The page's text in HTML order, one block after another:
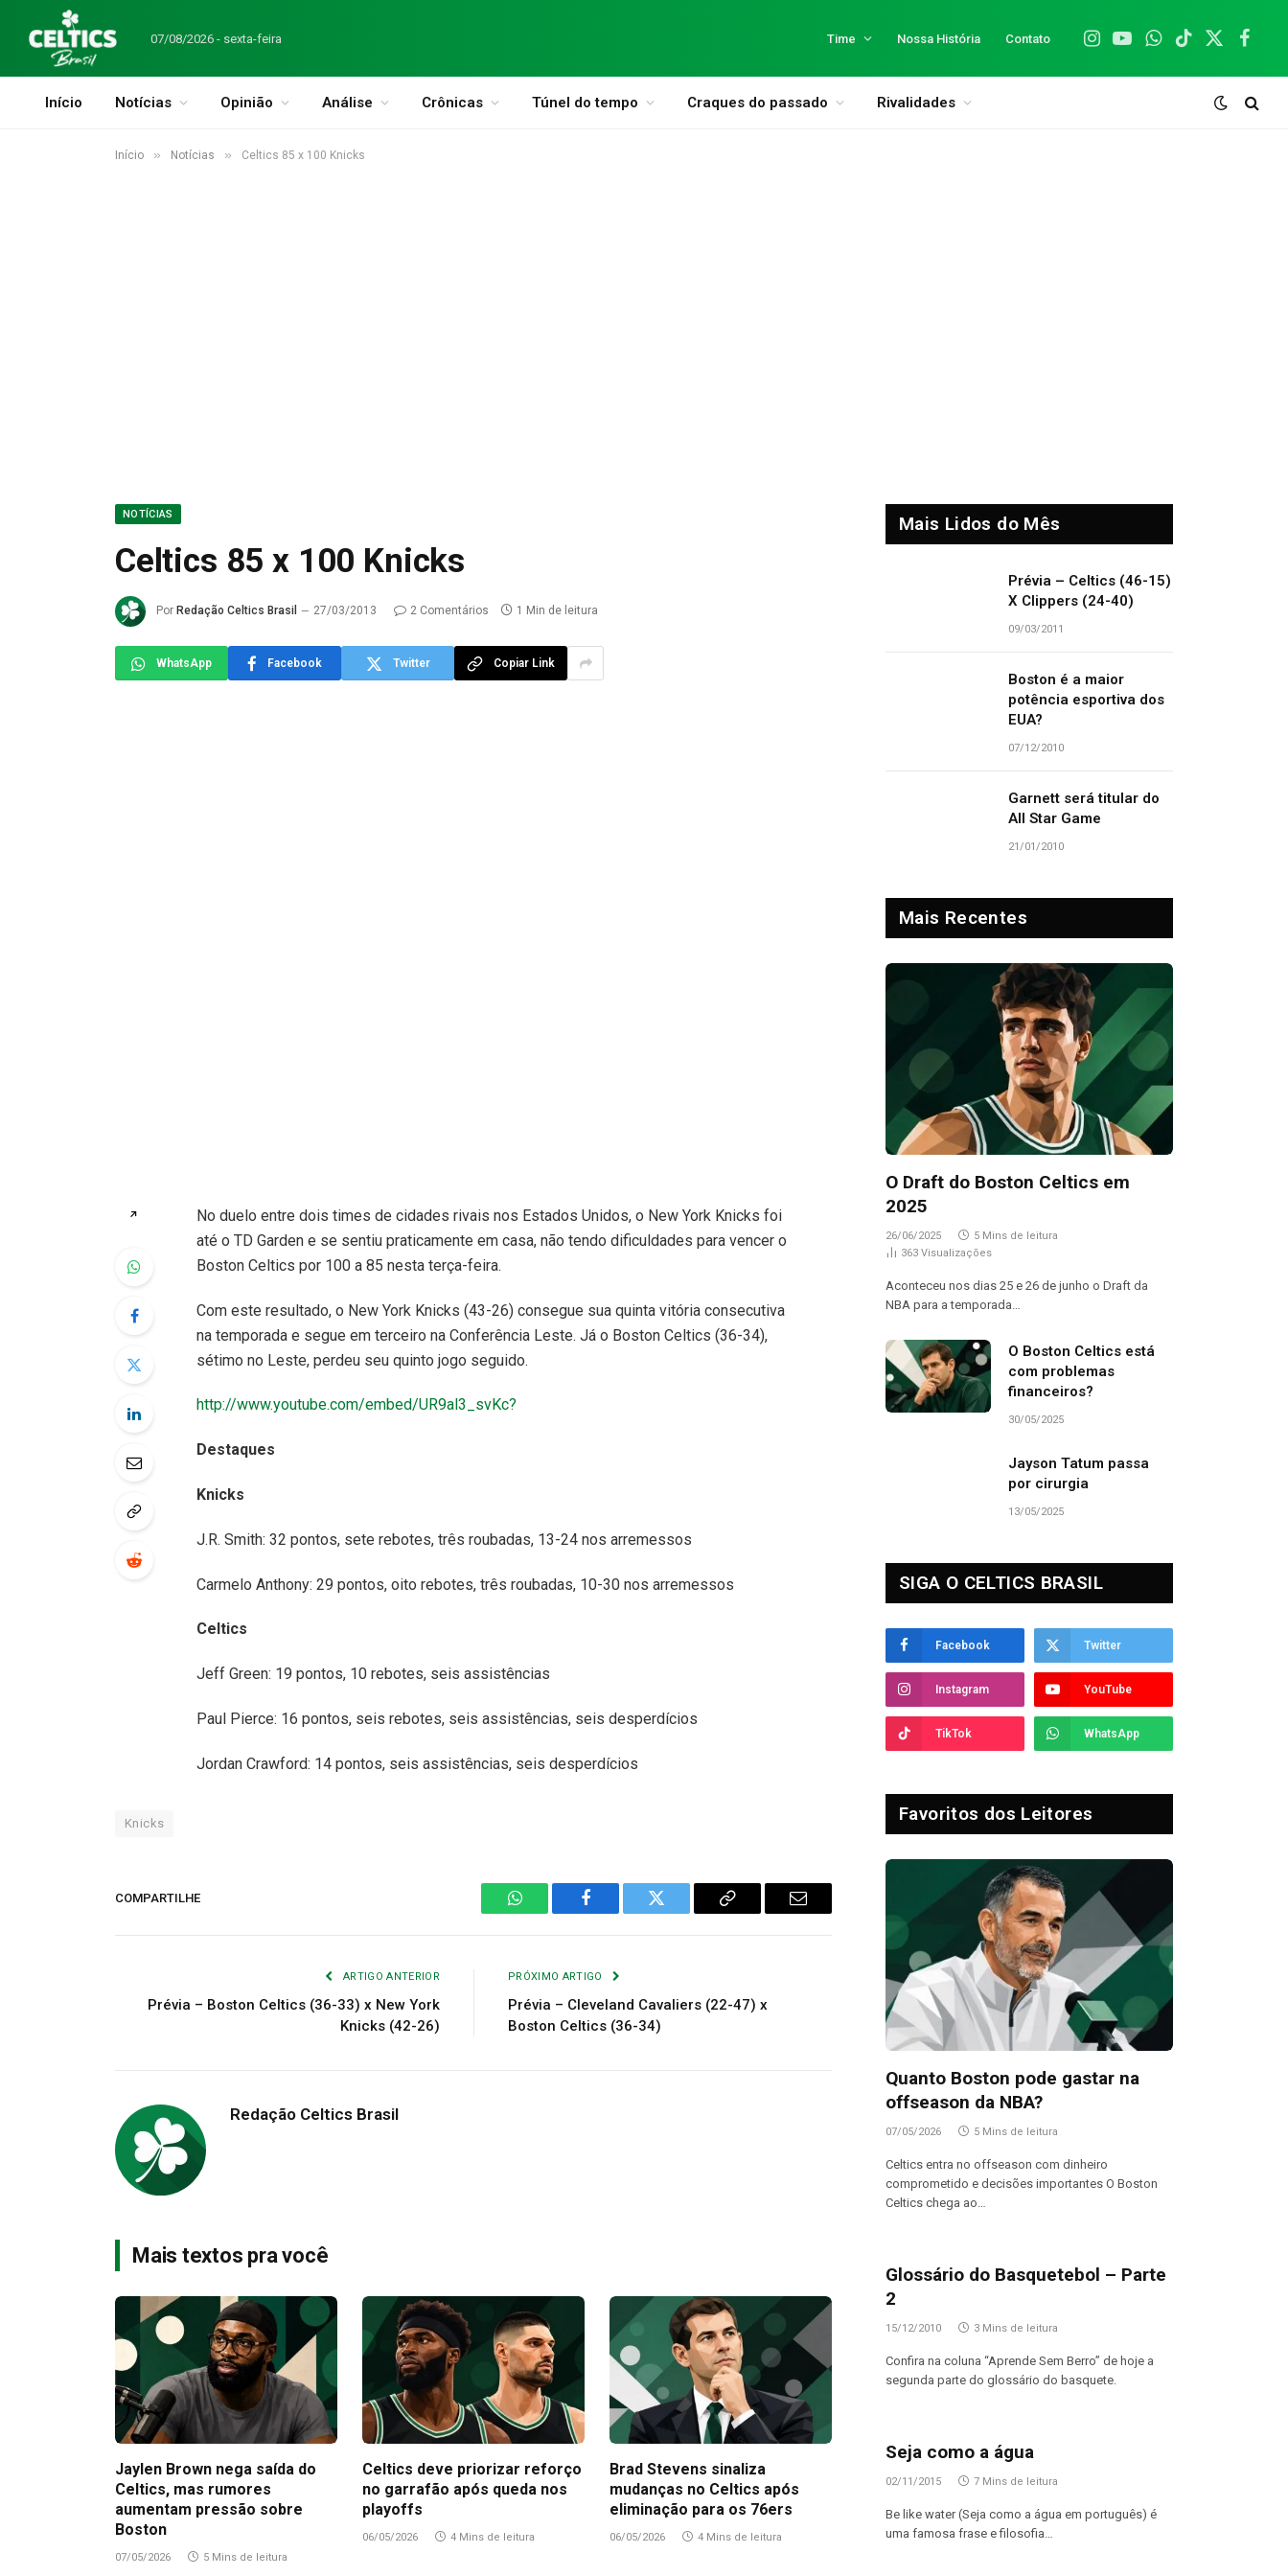
07/08/2026 - sexta-feira Time Nossa História Contato
Instagram
YouTubeWhatsApp
TikTok
X
Início Notícias Opinião Análise Crônicas Túnel do tempo Craques do passado Rivalidades
Início » Notícias » Celtics 85 x 100 Knicks
NOTÍCIAS
Celtics 85 x 100 Knicks
Por Redação Celtics Brasil 27/03/2013 2 Comentários 1 Min de leitura
WhatsApp Facebook Twitter Copiar Link
↗
No duelo entre dois times de cidades rivais nos Estados Unidos, o New York Knicks foi
até o TD Garden e se sentiu praticamente em casa, não tendo dificuldades para vencer o
Boston Celtics por 100 a 85 nesta terça-feira.
Com este resultado, o New York Knicks (43-26) consegue sua quinta vitória consecutiva
na temporada e segue em terceiro na Conferência Leste. Já o Boston Celtics (36-34),
sétimo no Leste, perdeu seu quinto jogo seguido.
http://www.youtube.com/embed/UR9al3_svKc?
Destaques
Knicks
J.R. Smith: 32 pontos, sete rebotes, três roubadas, 13-24 nos arremessos
Carmelo Anthony: 29 pontos, oito rebotes, três roubadas, 10-30 nos arremessos
Celtics
Jeff Green: 19 pontos, 10 rebotes, seis assistências
Paul Pierce: 16 pontos, seis rebotes, seis assistências, seis desperdícios
Jordan Crawford: 14 pontos, seis assistências, seis desperdícios
Knicks
COMPARTILHE
WhatsAppFacebook Twitter
Copiar
E-
ARTIGO ANTERIOR
Prévia – Boston Celtics (36-33) x New York
Knicks (42-26)
PRÓXIMO ARTIGO
Prévia – Cleveland Cavaliers (22-47) x
Boston Celtics (36-34)
Redação Celtics Brasil
Mais textos pra você
Jaylen Brown nega saída do
Celtics, mas rumores
aumentam pressão sobre
Boston
07/05/2026 5 Mins de leitura
Celtics deve priorizar reforço
no garrafão após queda nos
playoffs
06/05/2026 4 Mins de leitura
Brad Stevens sinaliza
mudanças no Celtics após
eliminação para os 76ers
06/05/2026 4 Mins de leitura
Mais Lidos do Mês
Prévia – Celtics (46-15)
X Clippers (24-40)
09/03/2011
Boston é a maior
potência esportiva dos
EUA?
07/12/2010
Garnett será titular do
All Star Game
21/01/2010
Mais Recentes
O Draft do Boston Celtics em
2025
26/06/2025
5 Mins de leitura
363 Visualizações
Aconteceu nos dias 25 e 26 de junho o Draft da
NBA para a temporada…
O Boston Celtics está
com problemas
financeiros?
30/05/2025
Jayson Tatum passa
por cirurgia
13/05/2025
SIGA O CELTICS BRASIL
Facebook Twitter
Instagram YouTube
TikTok WhatsApp
Favoritos dos Leitores
Quanto Boston pode gastar na
offseason da NBA?
07/05/2026 5 Mins de leitura
Celtics entra no offseason com dinheiro
comprometido e decisões importantes O Boston
Celtics chega ao…
Glossário do Basquetebol – Parte
2
15/12/2010 3 Mins de leitura
Confira na coluna “Aprende Sem Berro” de hoje a
segunda parte do glossário do basquete.
Seja como a água
02/11/2015 7 Mins de leitura
Be like water (Seja como a água em português) é
uma famosa frase e filosofia…